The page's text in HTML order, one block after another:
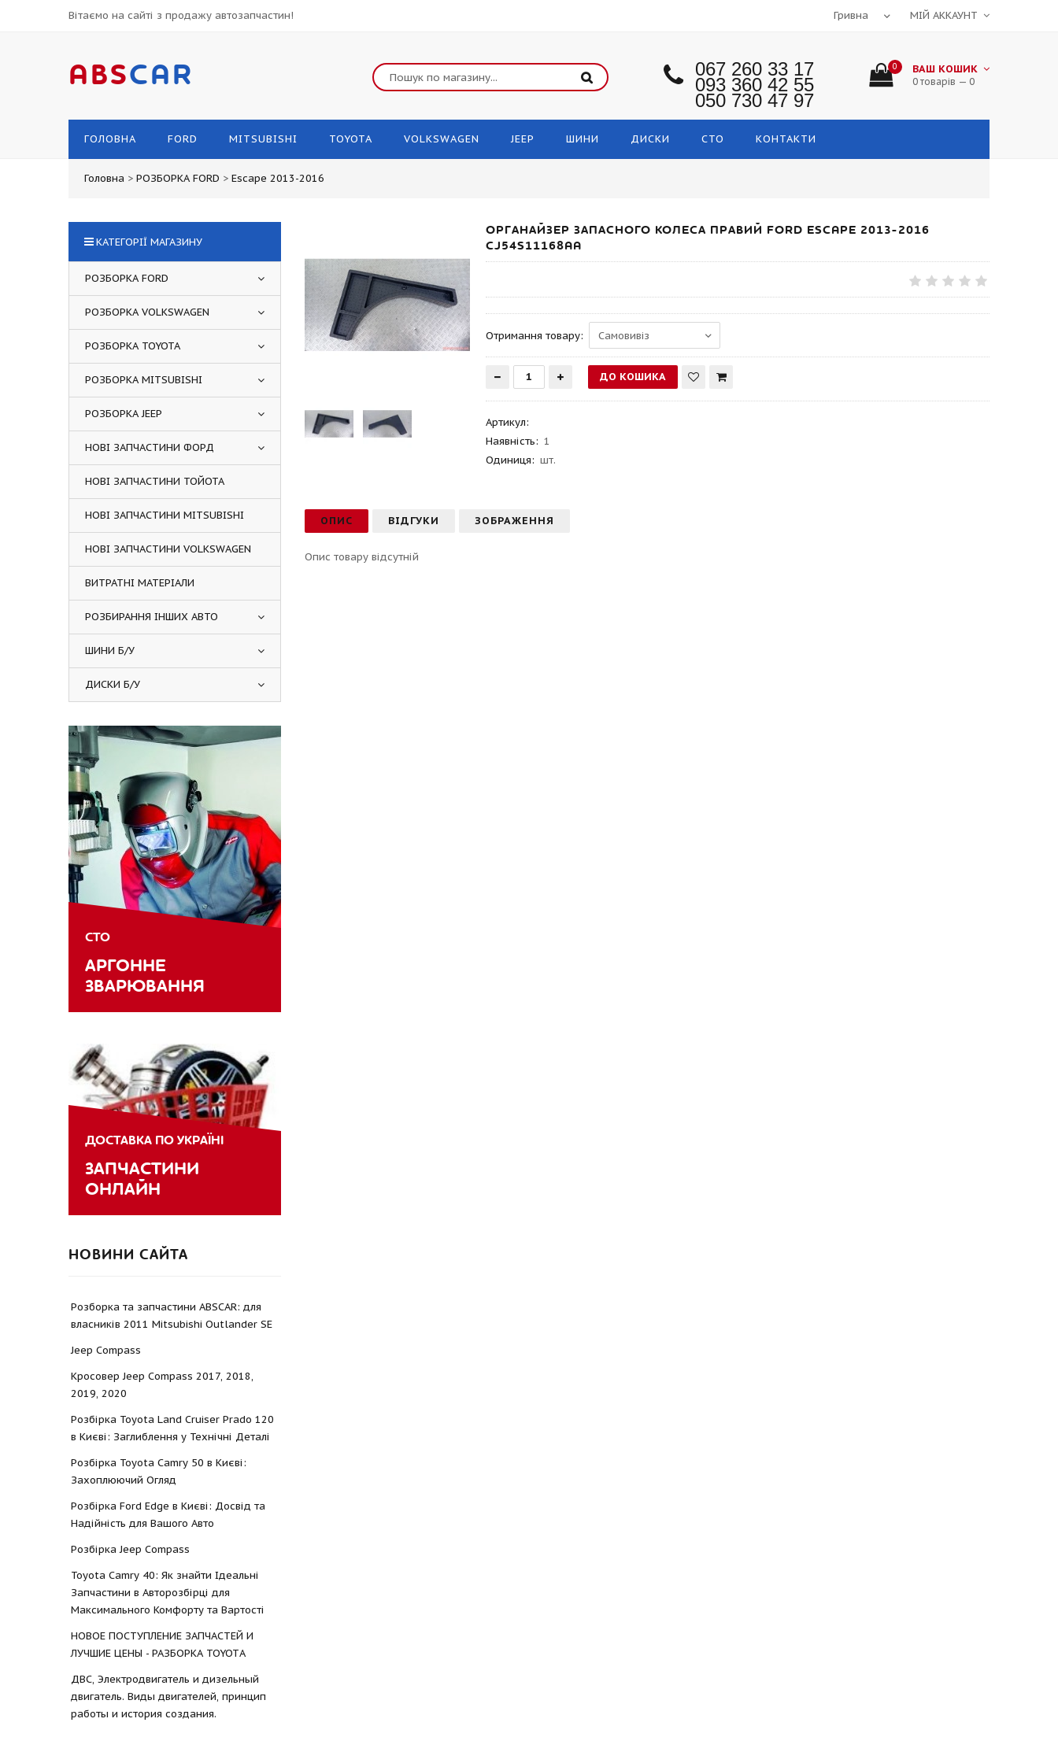
Вітаємо на сайті з продажу автозапчастин! МІЙ АККАУНТ
ABSCAR 067 260 33 17
093 360 42 55
050 730 47 97
0 ВАШ КОШИК
0 товарів — 0
ГОЛОВНА FORD MITSUBISHI TOYOTA VOLKSWAGEN JEEP ШИНИ ДИСКИ СТО КОНТАКТИ
Головна > РОЗБОРКА FORD > Escape 2013-2016
ОРГАНАЙЗЕР ЗАПАСНОГО КОЛЕСА ПРАВИЙ FORD ESCAPE 2013-2016
CJ54S11168AA
Отримання товару:
Артикул:
Наявність: 1
Одиниця: шт.
ОПИС ВІДГУКИ ЗОБРАЖЕННЯ
Опис товару відсутній
КАТЕГОРІЇ МАГАЗИНУ
РОЗБОРКА FORD
РОЗБОРКА VOLKSWAGEN
РОЗБОРКА TOYOTA
РОЗБОРКА MITSUBISHI
РОЗБОРКА JEEP
НОВІ ЗАПЧАСТИНИ ФОРД
НОВІ ЗАПЧАСТИНИ ТОЙОТА
НОВІ ЗАПЧАСТИНИ MITSUBISHI
НОВІ ЗАПЧАСТИНИ VOLKSWAGEN
ВИТРАТНІ МАТЕРІАЛИ
РОЗБИРАННЯ ІНШИХ АВТО
ШИНИ Б/У
ДИСКИ Б/У
СТО
АРГОННЕ
ЗВАРЮВАННЯ
ДОСТАВКА ПО УКРАЇНІ
ЗАПЧАСТИНИ
ОНЛАЙН
НОВИНИ САЙТА
Розборка та запчастини ABSCAR: для
власників 2011 Mitsubishi Outlander SE
Jeep Compass
Кросовер Jeep Compass 2017, 2018,
2019, 2020
Розбірка Toyota Land Cruiser Prado 120
в Києві: Заглиблення у Технічні Деталі
Розбірка Toyota Camry 50 в Києві:
Захоплюючий Огляд
Розбірка Ford Edge в Києві: Досвід та
Надійність для Вашого Авто
Розбірка Jeep Compass
Toyota Camry 40: Як знайти Ідеальні
Запчастини в Авторозбірці для
Максимального Комфорту та Вартості
НОВОЕ ПОСТУПЛЕНИЕ ЗАПЧАСТЕЙ И
ЛУЧШИЕ ЦЕНЫ - РАЗБОРКА TOYOTА
ДВС, Электродвигатель и дизельный
двигатель. Виды двигателей, принцип
работы и история создания.